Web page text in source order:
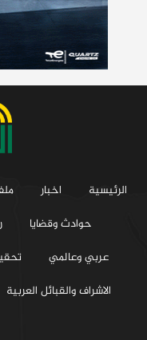
الرئيسية اخبار
حوادث وقضايا
عربي وعالمي
الاشراف والقبائل العربية